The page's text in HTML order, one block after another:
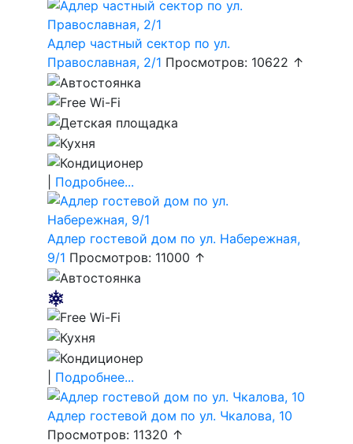
Адлер частный сектор по ул.
Православная, 2/1 Просмотров: 10622 ↑
Подробнее...
Адлер гостевой дом по ул. Набережная,
9/1 Просмотров: 11000 ↑
Подробнее...
Адлер гостевой дом по ул. Чкалова, 10
Просмотров: 11320 ↑